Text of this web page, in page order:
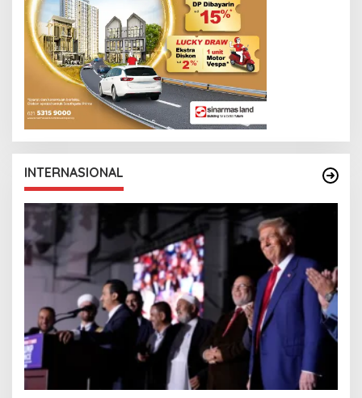
INTERNASIONAL